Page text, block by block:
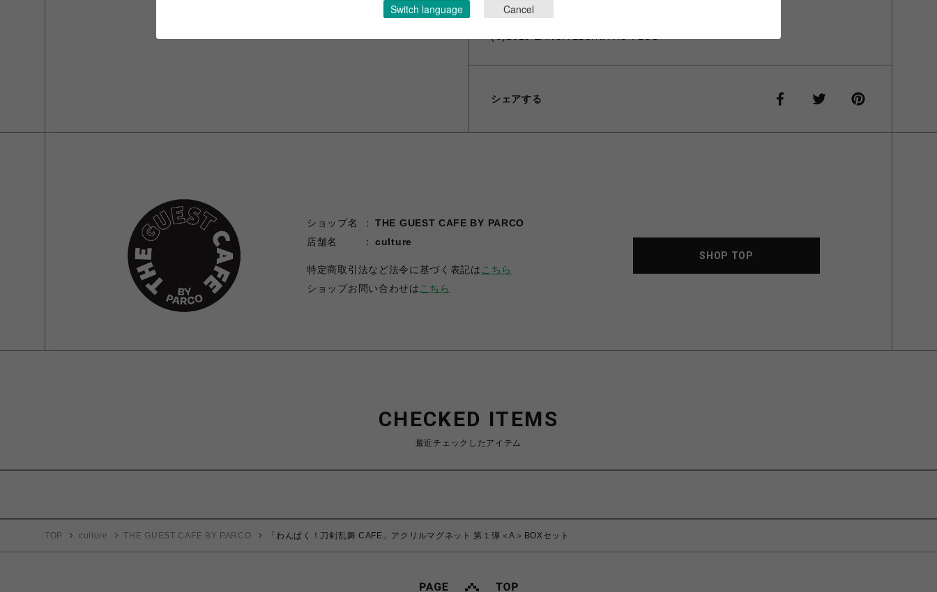
シェアする
ショップ名
THE GUEST CAFE BY PARCO
店舗名
culture
特定商取引法など法令に基づく表記は こちら
ショップお問い合わせは こちら
SHOP TOP
CHECKED ITEMS
最近チェックしたアイテム
TOP culture THE GUEST CAFE BY PARCO 「わんぱく！刀剣乱舞 CAFE」アクリルマグネット 第１弾＜A＞BOXセット
Switch language Cancel